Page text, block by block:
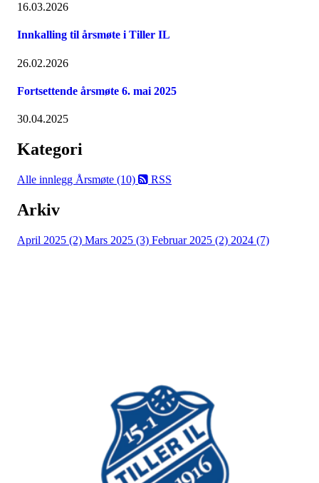
16.03.2026
Innkalling til årsmøte i Tiller IL
26.02.2026
Fortsettende årsmøte 6. mai 2025
30.04.2025
Kategori
Alle innlegg Årsmøte (10) RSS
Arkiv
April 2025 (2) Mars 2025 (3) Februar 2025 (2) 2024 (7)